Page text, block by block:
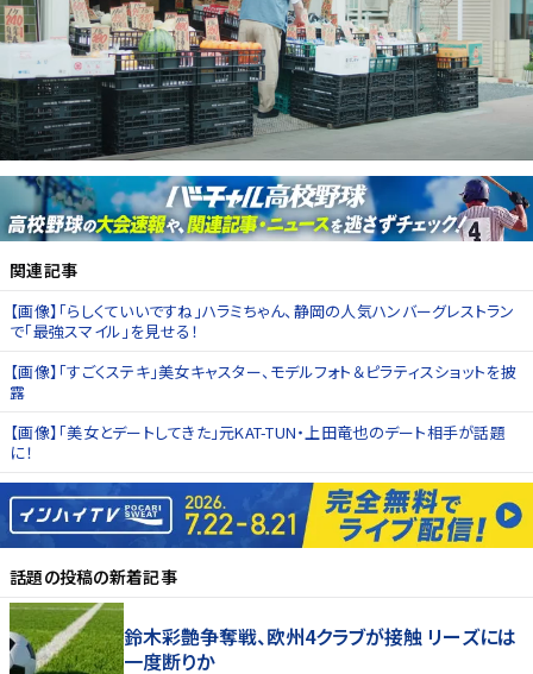
関連記事
【画像】「らしくていいですね」ハラミちゃん、静岡の人気ハンバーグレストラン
で「最強スマイル」を見せる！
【画像】「すごくステキ」美女キャスター、モデルフォト＆ピラティスショットを披
露
【画像】「美女とデートしてきた」元KAT-TUN・上田竜也のデート相手が話題
に！
話題の投稿の新着記事
鈴木彩艶争奪戦、欧州4クラブが接触 リーズには
一度断りか